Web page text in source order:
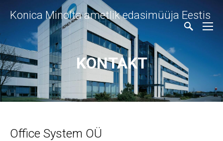
Konica Minolta ametlik edasimüüja Eestis
KONTAKT
Office System OÜ